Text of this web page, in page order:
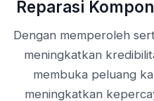
Reparasi
Dengan memperoleh
meningkatkan
membuka peluang
meningkatkan